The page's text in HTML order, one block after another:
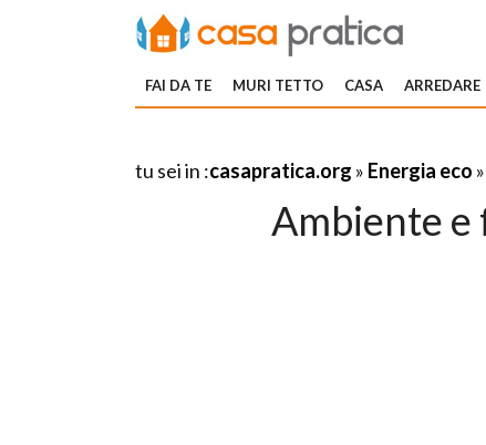
FAI DA TE MURI TETTO CASA ARREDARE
tu sei in :casapratica.org » Energia eco »
Ambiente e